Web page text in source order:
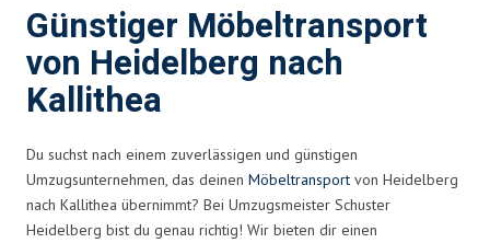
Günstiger Möbeltransport
von Heidelberg nach
Kallithea
Du suchst nach einem zuverlässigen und günstigen
Umzugsunternehmen, das deinen Möbeltransport von Heidelberg
nach Kallithea übernimmt? Bei Umzugsmeister Schuster
Heidelberg bist du genau richtig! Wir bieten dir einen